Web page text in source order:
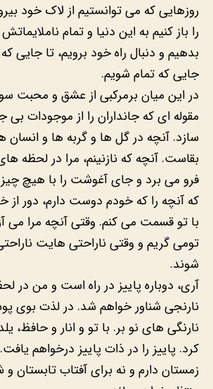
روزهایی که می توانستیم از لاک خود
را باز کنیم به این دنیا و تمام
بدهیم و دنبال راه خود برویم، تا جایی که
جایی که تمام شویم.
در این میان برمرکبی از عشق و محبت
مقوله ای که جانداران را از موجودات بی
سازد. آنچه در گل ها و گربه ها و انسان
بقاست. آنچه که نازنینم، مرا در لحظه
فرو می برد و جای آغوشت را با هیچ
که آنچه را که خودم دوست دارم، دور
با تو قسمت می کنم. وقتی آنچه مرا می
تومی گریم و وقتی ناراحتی هایت
شوند.
آری، دوباره پاییز در راه است و من در
نارنجی شناور خواهم شد. در لذت بوی
نارنگی های نو بر. با تو و انار و حافظ،
کرد. پاییز را در ذات پاییز درخواهم
زمستان دارم و نه برای آفتاب